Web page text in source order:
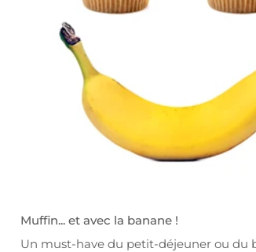
Muffin... et avec la banane !
Un must-have du petit-déjeuner ou du